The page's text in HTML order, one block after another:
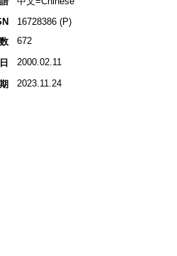
16728386 (P)
672
2000.02.11
2023.11.24